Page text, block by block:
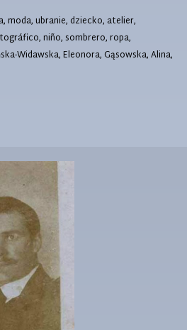
moda, ubranie, dziecko, atelier,
niño, sombrero, ropa,
Widawska, Eleonora, Gąsowska, Alina,